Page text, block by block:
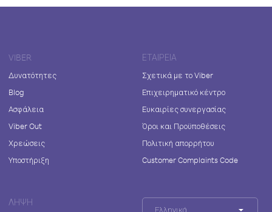
VIBER
Δυνατότητες
Blog
Ασφάλεια
Viber Out
Χρεώσεις
Υποστήριξη
ΕΤΑΙΡΕΊΑ
Σχετικά με το Viber
Επιχειρηματικό κέντρο
Ευκαιρίες συνεργασίας
Όροι και Προϋποθέσεις
Πολιτική απορρήτου
Customer Complaints Code
ΛΉΨΗ
Ελληνικά